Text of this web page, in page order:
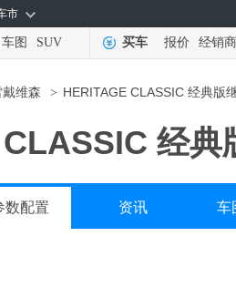
市
车图 SUV 买车 报价 经销商
维森 > HERITAGE CLASSIC 经典版
经典
数配置 资讯 车